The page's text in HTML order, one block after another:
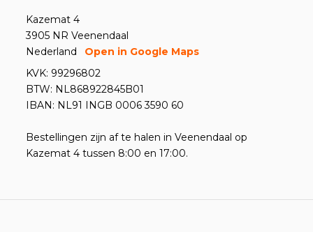
Kazemat 4
3905 NR Veenendaal
Nederland
Open in Google Maps
KVK: 99296802
BTW: NL868922845B01
IBAN: NL91 INGB 0006 3590 60
Bestellingen zijn af te halen in Veenendaal op
Kazemat 4 tussen 8:00 en 17:00.